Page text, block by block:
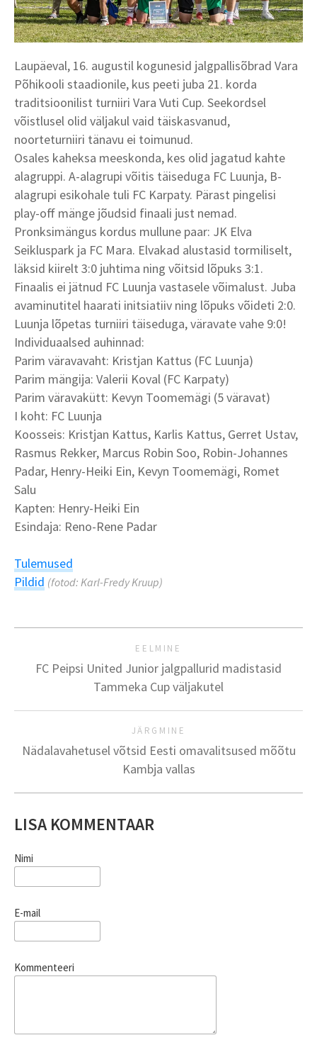
Laupäeval, 16. augustil kogunesid jalgpallisõbrad Vara
Põhikooli staadionile, kus peeti juba 21. korda
traditsioonilist turniiri Vara Vuti Cup. Seekordsel
võistlusel olid väljakul vaid täiskasvanud,
noorteturniiri tänavu ei toimunud.
Osales kaheksa meeskonda, kes olid jagatud kahte
alagruppi. A-alagrupi võitis täiseduga FC Luunja, B-
alagrupi esikohale tuli FC Karpaty. Pärast pingelisi
play-off mänge jõudsid finaali just nemad.
Pronksimängus kordus mullune paar: JK Elva
Seikluspark ja FC Mara. Elvakad alustasid tormiliselt,
läksid kiirelt 3:0 juhtima ning võitsid lõpuks 3:1.
Finaalis ei jätnud FC Luunja vastasele võimalust. Juba
avaminutitel haarati initsiatiiv ning lõpuks võideti 2:0.
Luunja lõpetas turniiri täiseduga, väravate vahe 9:0!
Individuaalsed auhinnad:
Parim väravavaht: Kristjan Kattus (FC Luunja)
Parim mängija: Valerii Koval (FC Karpaty)
Parim väravakütt: Kevyn Toomemägi (5 väravat)
I koht: FC Luunja
Koosseis: Kristjan Kattus, Karlis Kattus, Gerret Ustav,
Rasmus Rekker, Marcus Robin Soo, Robin-Johannes
Padar, Henry-Heiki Ein, Kevyn Toomemägi, Romet
Salu
Kapten: Henry-Heiki Ein
Esindaja: Reno-Rene Padar
Tulemused
Pildid (fotod: Karl-Fredy Kruup)
EELMINE
FC Peipsi United Junior jalgpallurid madistasid
Tammeka Cup väljakutel
JÄRGMINE
Nädalavahetusel võtsid Eesti omavalitsused mõõtu
Kambja vallas
LISA KOMMENTAAR
Nimi
E-mail
Kommenteeri